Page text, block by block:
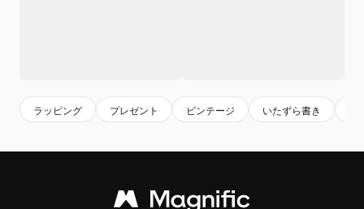
ラッピング プレゼント ビンテージ いたずら書き